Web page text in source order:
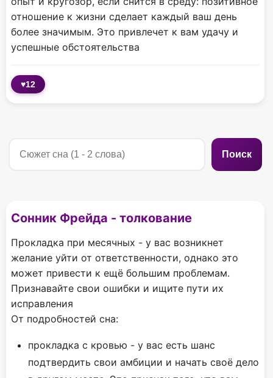
отношение к жизни сделает каждый ваш день
более значимым. Это привлечет к вам удачу и
успешные обстоятельства
♥12
Поиск
Сонник Фрейда - толкование
Прокладка при месячных - у вас возникнет
желание уйти от ответственности, однако это
может привести к ещё большим проблемам.
Признавайте свои ошибки и ищите пути их
исправления
От подробностей сна:
прокладка с кровью - у вас есть шанс
подтвердить свои амбиции и начать своё дело